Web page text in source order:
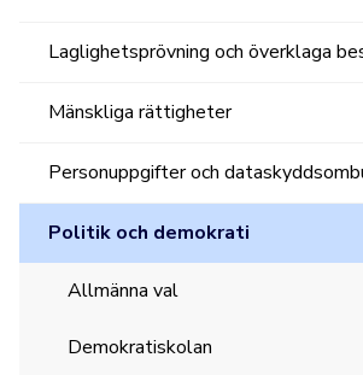
Laglighetsprövning och överklaga
Mänskliga rättigheter
Personuppgifter och
Politik och demokrati
Allmänna val
Demokratiskolan